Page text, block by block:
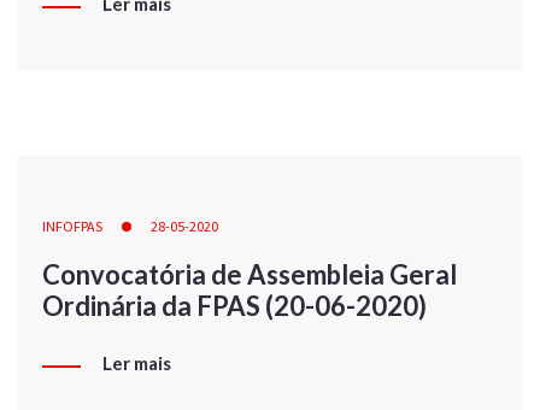
INFOFPAS 28-05-2020
Convocatória de Assembleia Geral
Ordinária da FPAS (20-06-2020)
Ler mais